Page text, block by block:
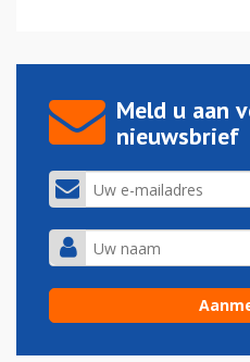
Meld u aan
nieuwsbrief